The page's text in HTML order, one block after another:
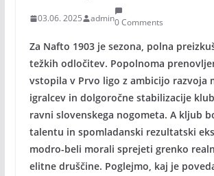
03.06. 2025 admin0 Comments
Za Nafto 1903 je sezona, polna
težkih odločitev. Popolnoma
vstopila v Prvo ligo z ambicijo razvoja
igralcev in dolgoročne stabilizacije
ravni slovenskega nogometa. A kljub
talentu in spomladanski rezultatski
modro-beli morali sprejeti grenko
elitne druščine. Poglejmo, kaj je